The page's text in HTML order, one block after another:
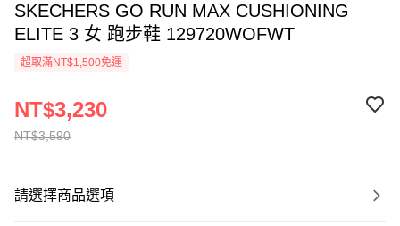
SKECHERS GO RUN MAX CUSHIONING
ELITE 3 女 跑步鞋 129720WOFWT
超取滿NT$1,500免運
NT$3,590
NT$3,230
請選擇商品選項